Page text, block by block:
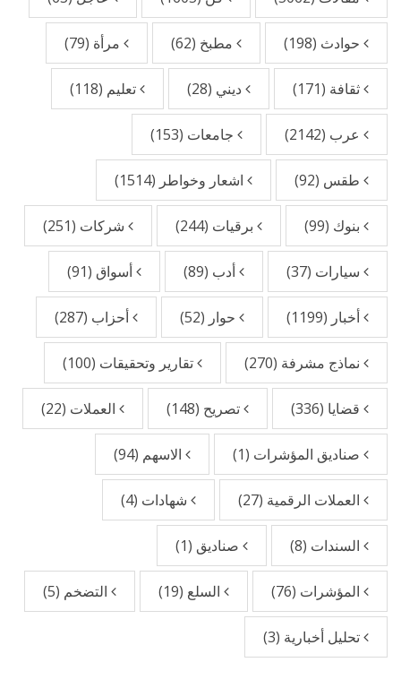
حوادث (198) مطبخ (62) مرأة (79)
ثقافة (171) ديني (28) تعليم (118)
عرب (2142) جامعات (153)
طقس (92) اشعار وخواطر (1514)
بنوك (99) برقيات (244) شركات (251)
سيارات (37) أدب (89) أسواق (91)
أخبار (1199) حوار (52) أحزاب (287)
نماذج مشرفة (270) تقارير وتحقيقات (100)
قضايا (336) تصريح (148) العملات (22)
صناديق المؤشرات (1) الاسهم (94)
العملات الرقمية (27) شهادات (4)
السندات (8) صناديق (1)
المؤشرات (76) السلع (19) التضخم (5)
تحليل أخبارية (3)